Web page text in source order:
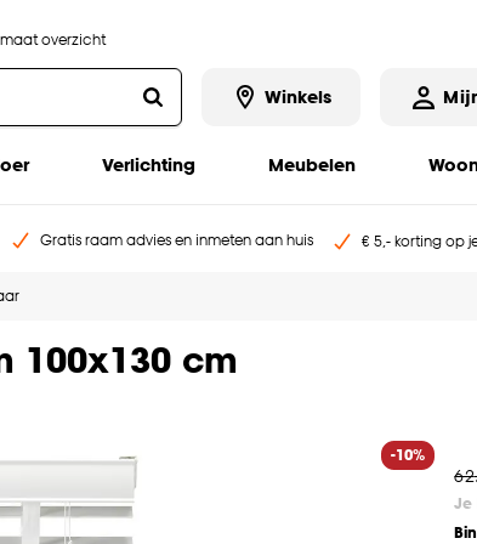
overzicht
Winkels
Verlichting Meubelen
Gratis raam advies en inmeten aan huis € 5,- korting op
100x130 cm
-10%
62
Je